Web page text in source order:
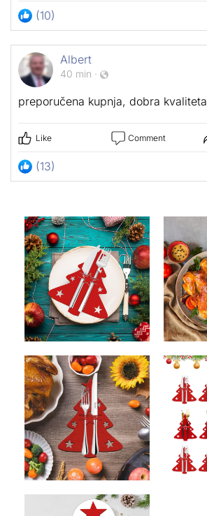
(10)
Albert
40 min ·
preporučena kupnja, dobra kvaliteta
Like Comment
(13)